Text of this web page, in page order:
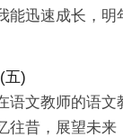
能迅速成长，明
五)
语文教师的语文
往昔，展望未来